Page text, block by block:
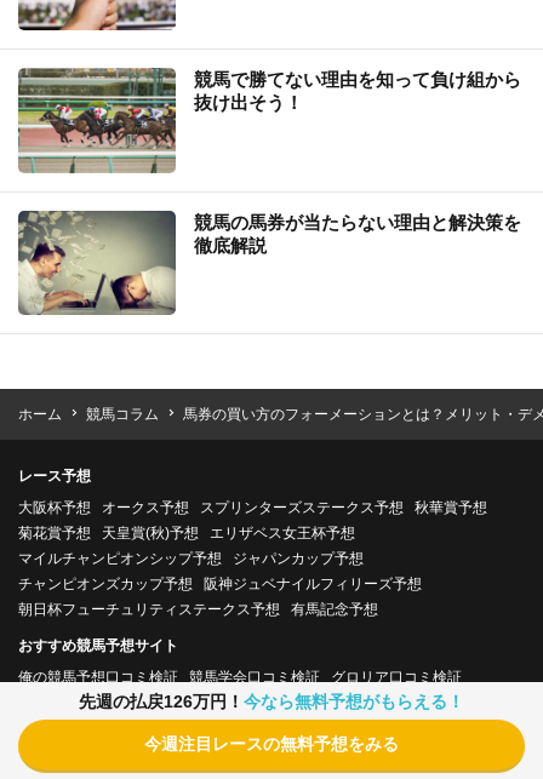
競馬で勝てない理由を知って負け組から
抜け出そう！
競馬の馬券が当たらない理由と解決策を
徹底解説
ホーム 競馬コラム 馬券の買い方のフォーメーションとは？メリット・デ
レース予想
大阪杯予想
オークス予想 スプリンターズステークス予想
秋華賞予想
菊花賞予想
天皇賞(秋)予想
エリザベス女王杯予想
マイルチャンピオンシップ予想
ジャパンカップ予想
チャンピオンズカップ予想
阪神ジュベナイルフィリーズ予想
朝日杯フューチュリティステークス予想
有馬記念予想
おすすめ競馬予想サイト
俺の競馬予想口コミ検証
競馬学会口コミ検証
グロリア口コミ検証
血統シックス口コミ検証
競馬ナックル口コミ検証
ヒットメーカー口コミ検証
シンジケート口コミ検証
先週の払戻126万円！ 今なら無料予想がもらえる！
今週注目レースの無料予想をみる